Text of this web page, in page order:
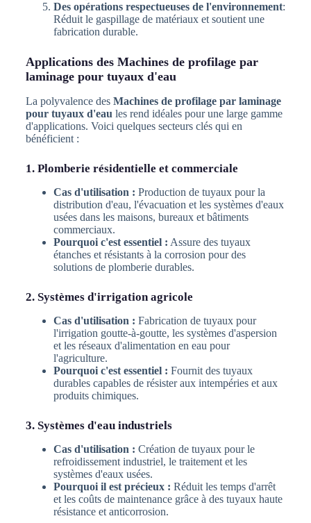
Des opérations respectueuses de l'environnement:
Réduit le gaspillage de matériaux et soutient une
fabrication durable.
Applications des Machines de profilage par
laminage pour tuyaux d'eau
La polyvalence des Machines de profilage par laminage
pour tuyaux d'eau les rend idéales pour une large gamme
d'applications. Voici quelques secteurs clés qui en
bénéficient :
1. Plomberie résidentielle et commerciale
Cas d'utilisation : Production de tuyaux pour la
distribution d'eau, l'évacuation et les systèmes d'eaux
usées dans les maisons, bureaux et bâtiments
commerciaux.
Pourquoi c'est essentiel : Assure des tuyaux
étanches et résistants à la corrosion pour des
solutions de plomberie durables.
2. Systèmes d'irrigation agricole
Cas d'utilisation : Fabrication de tuyaux pour
l'irrigation goutte-à-goutte, les systèmes d'aspersion
et les réseaux d'alimentation en eau pour
l'agriculture.
Pourquoi c'est essentiel : Fournit des tuyaux
durables capables de résister aux intempéries et aux
produits chimiques.
3. Systèmes d'eau industriels
Cas d'utilisation : Création de tuyaux pour le
refroidissement industriel, le traitement et les
systèmes d'eaux usées.
Pourquoi il est précieux : Réduit les temps d'arrêt
et les coûts de maintenance grâce à des tuyaux haute
résistance et anticorrosion.